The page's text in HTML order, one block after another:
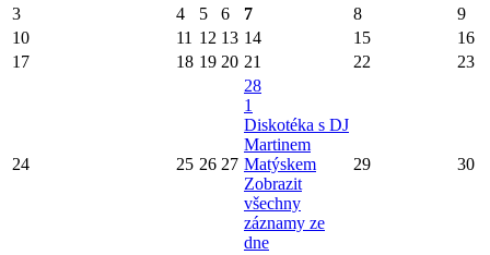
3 4 5 6 7 8
9
10
11 12 13 14 15
16
17
18 19 20 21 22 23
24 25 26 27
28
1
Diskotéka s DJ
Martinem
Matýskem
Zobrazit
všechny
záznamy ze
dne
29 30